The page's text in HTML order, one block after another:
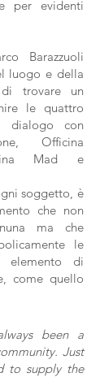
per evidenti
Barazzuoli
luogo e della
trovare un
le quattro
dialogo con
Officina
Mad e
soggetto, è
che non
ma che
le
elemento di
come quello
been a
Just
to supply the